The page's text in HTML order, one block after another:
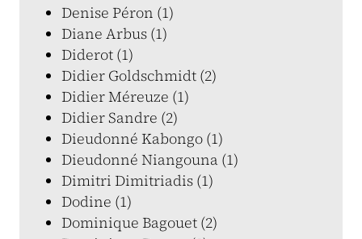
Denise Péron (1)
Diane Arbus (1)
Diderot (1)
Didier Goldschmidt (2)
Didier Méreuze (1)
Didier Sandre (2)
Dieudonné Kabongo (1)
Dieudonné Niangouna (1)
Dimitri Dimitriadis (1)
Dodine (1)
Dominique Bagouet (2)